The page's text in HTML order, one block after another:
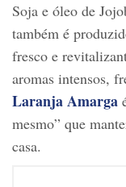
Soja e óleo de
também é
fresco e
aromas intensos,
Laranja Amarga
mesmo” que
casa.